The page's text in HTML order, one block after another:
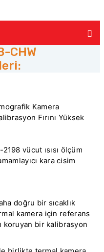
CHW
Kamera
Fırını Yüksek
vücut ısısı ölçüm
kara cisim
doğru bir sıcaklık
kamera için referans
koruyan bir kalibrasyon